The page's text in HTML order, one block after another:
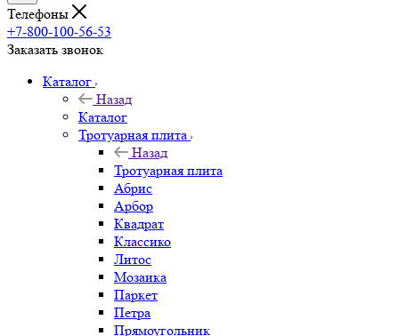
Телефоны
+7-800-100-56-53
Заказать звонок
Каталог
Назад
Каталог
Тротуарная плита
Назад
Тротуарная плита
Абрис
Арбор
Квадрат
Классико
Литос
Мозаика
Паркет
Петра
Прямоугольник